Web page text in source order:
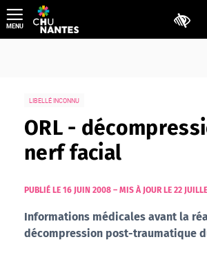
Aller
au
contenu
Outils
MENU
LIBELLÉ INCONNU
ORL -
nerf facial
PUBLIÉ LE 16 JUIN 2008 – MIS À JOUR LE 22
Informations médicales avant la
décompression post-traumatique